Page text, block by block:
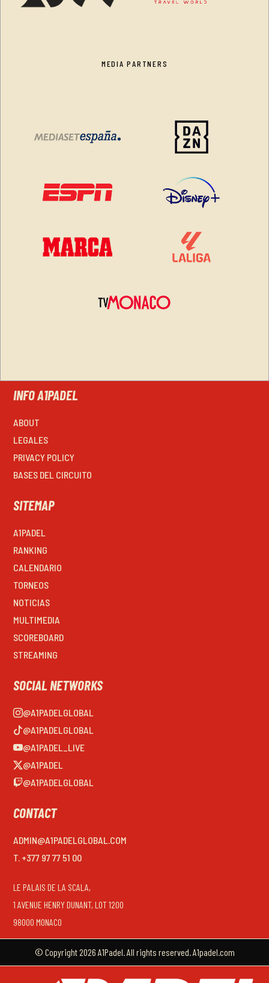
MEDIA PARTNERS
INFO A1PADEL
ABOUT
LEGALES
PRIVACY POLICY
BASES DEL CIRCUITO
SITEMAP
A1PADEL
RANKING
CALENDARIO
TORNEOS
NOTICIAS
MULTIMEDIA
SCOREBOARD
STREAMING
SOCIAL NETWORKS
@A1PADELGLOBAL
@A1PADELGLOBAL
@A1PADEL_LIVE
@A1PADEL
@A1PADELGLOBAL
CONTACT
ADMIN@A1PADELGLOBAL.COM
T. +377 97 77 51 00
LE PALAIS DE LA SCALA,
1 AVENUE HENRY DUNANT, LOT 1200
98000 MONACO
© Copyright 2026 A1Padel. All rights reserved. A1padel.com